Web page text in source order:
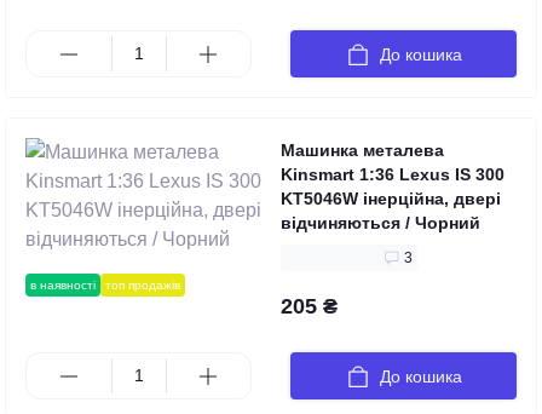
До кошика
в наявності топ продажів
Машинка металева
Kinsmart 1:36 Lexus IS 300
KT5046W інерційна, двері
відчиняються / Чорний
3
205 ₴
До кошика